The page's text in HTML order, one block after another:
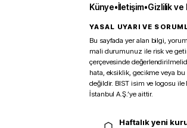
Künye•İletişim•Gizlilik ve
YASAL UYARI VE
Bu sayfada yer alan bilgi, yorum
mali durumunuz ile risk ve
çerçevesinde
hata, eksiklik, gecikme veya
değildir. BIST isim ve logosu ile
İstanbul A.Ş.’ye aittir.
Haftalık yeni